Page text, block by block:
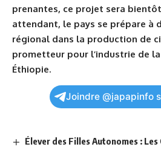
prenantes, ce projet sera
attendant, le pays se prépare à
régional dans la production⁤ de
prometteur pour l’industrie‍ de
Éthiopie.
Joindre @japapinfo
Élever des Filles Autonomes :